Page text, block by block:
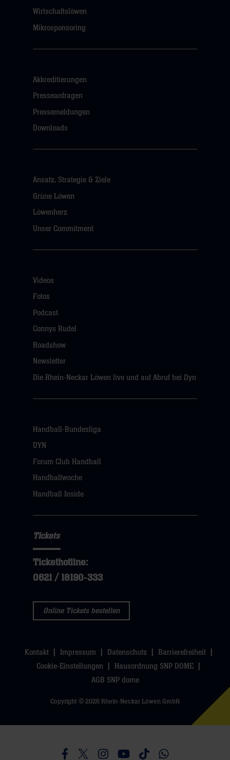
Wirtschaftslöwen
Mikrosponsoring
Akkreditierungen
Presseanfragen
Pressemeldungen
Downloads
Ansatz, Strategie & Ziele
Grüne Löwen
Löwenherz
Unser Commitment
Videos
Fotos
Podcast
Connys Rudel
Roadshow
Newsletter
Die Rhein-Neckar Löwen live und auf Abruf bei Dyn
Handball-Bundesliga
DYN
Forum Club Handball
Handballwoche
Handball Inside
Tickets
Tickethotline:
0621 / 18190-333
Online Tickets bestellen
Kontakt Impressum Datenschutz
Barrierefreiheit
Cookie-Einstellungen
Hausordnung SNP DOME
AGB SNP dome
Copyright © 2026 Rhein-Neckar Löwen GmbH